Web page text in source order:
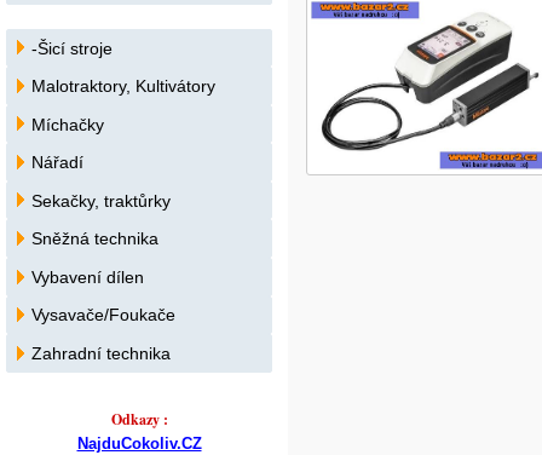
-Šicí stroje
Malotraktory, Kultivátory
Míchačky
Nářadí
Sekačky, traktůrky
Sněžná technika
Vybavení dílen
Vysavače/Foukače
Zahradní technika
Odkazy :
NajduCokoliv.CZ